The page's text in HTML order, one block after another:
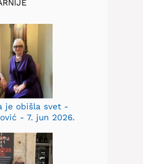
je obišla svet -
- 7. jun 2026.